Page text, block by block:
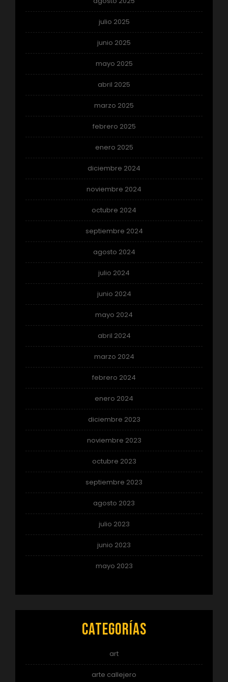
julio 2025
junio 2025
mayo 2025
abril 2025
marzo 2025
febrero 2025
enero 2025
diciembre 2024
noviembre 2024
octubre 2024
septiembre 2024
agosto 2024
julio 2024
junio 2024
mayo 2024
abril 2024
marzo 2024
febrero 2024
enero 2024
diciembre 2023
noviembre 2023
octubre 2023
septiembre 2023
agosto 2023
julio 2023
junio 2023
mayo 2023
Categorías
art
arte callejero